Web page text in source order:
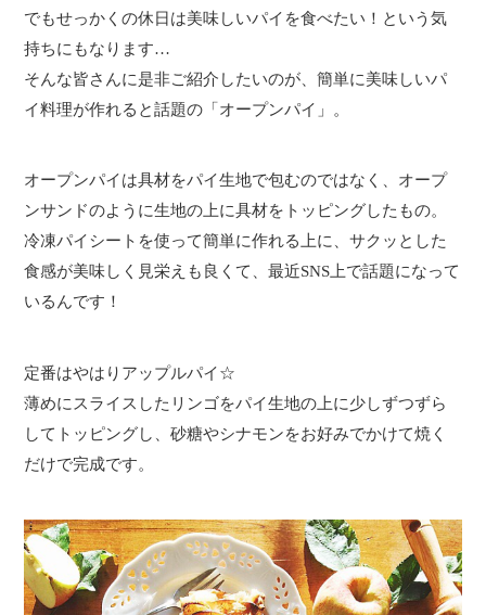
でもせっかくの休日は美味しいパイを食べたい！という気
持ちにもなります…
そんな皆さんに是非ご紹介したいのが、簡単に美味しいパ
イ料理が作れると話題の「オープンパイ」。
オープンパイは具材をパイ生地で包むのではなく、オープ
ンサンドのように生地の上に具材をトッピングしたもの。
冷凍パイシートを使って簡単に作れる上に、サクッとした
食感が美味しく見栄えも良くて、最近SNS上で話題になって
いるんです！
定番はやはりアップルパイ☆
薄めにスライスしたリンゴをパイ生地の上に少しずつずら
してトッピングし、砂糖やシナモンをお好みでかけて焼く
だけで完成です。